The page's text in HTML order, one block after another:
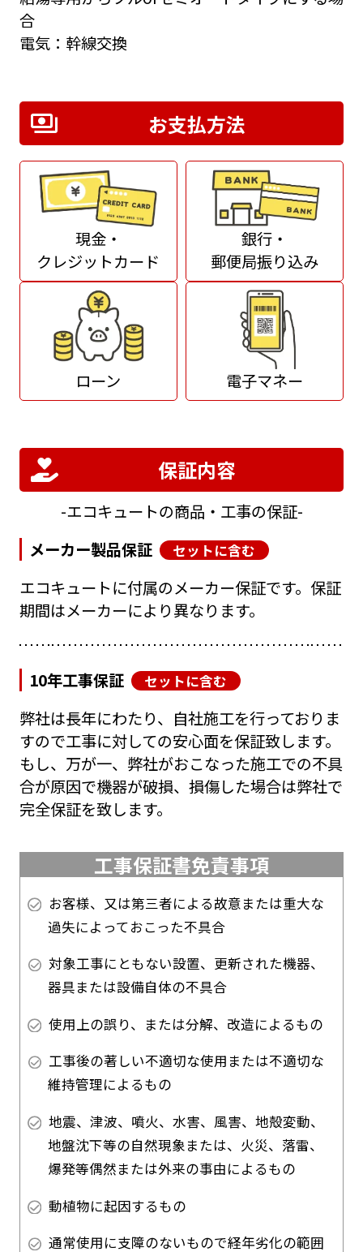
合
電気：幹線交換
お支払方法
現金・
クレジットカード
銀行・
郵便局振り込み
ローン 電子マネー
保証内容
エコキュートの商品・工事の保証
メーカー製品保証
セットに含む
エコキュートに付属のメーカー保証です。保証
期間はメーカーにより異なります。
10年工事保証 セットに含む
弊社は長年にわたり、自社施工を行っておりま
すので工事に対しての安心面を保証致します。
もし、万が一、弊社がおこなった施工での不具
合が原因で機器が破損、損傷した場合は弊社で
完全保証を致します。
工事保証書免責事項
お客様、又は第三者による故意または重大な
過失によっておこった不具合
対象工事にともない設置、更新された機器、
器具または設備自体の不具合
使用上の誤り、または分解、改造によるもの
工事後の著しい不適切な使用または不適切な
維持管理によるもの
地震、津波、噴火、水害、風害、地殻変動、
地盤沈下等の自然現象または、火災、落雷、
爆発等偶然または外来の事由によるもの
動植物に起因するもの
通常使用に支障のないもので経年劣化の範囲